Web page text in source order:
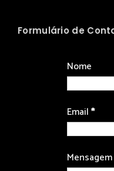
Formulário de
Nome
Email*
Mensagem